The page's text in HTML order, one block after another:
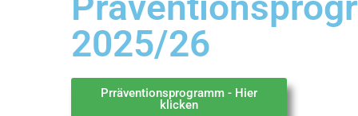
2025/26
Prräventionsprogramm - Hier
klicken